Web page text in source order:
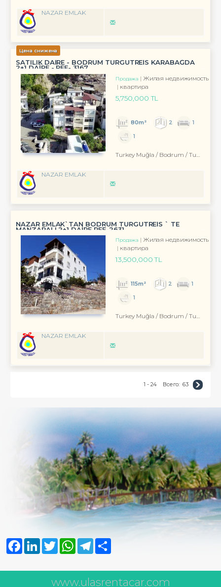
NAZAR EMLAK
Цена снижена
SATILIK DAİRE - BODRUM TURGUTREİS KARABAĞDA
2+1 DAİRE - REF- 3167
Продажа
Жилая недвижимость
квартира
5,750,000 TL
80m² 2
1
1
Turkey Muğla / Bodrum / Turgutreis
NAZAR EMLAK
NAZAR EMLAK`TAN BODRUM TURGUTREİS ` TE
MANZARALI 2+1 DAİRE REF-2631
Продажа
Жилая недвижимость
квартира
13,500,000 TL
115m² 2
1
1
Turkey Muğla / Bodrum / Turgutreis
NAZAR EMLAK
1 - 24 Всего: 63
FacebookLinkedInTwitter WhatsAppTelegram
www.ulasrentacar.com